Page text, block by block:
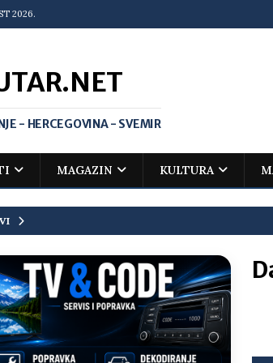
2026.
- HERCEGOVINA - SVEMIR
MAGAZIN KULTURA
[ 20. jul 2026. ] Zlato za Vuka Jankovića –
matematičkoj olimpijadi VIJESTI
Da li i obraz ima cijenu?
[ 16. jul 2026. ] Mile će da ti oprosti što te tukao